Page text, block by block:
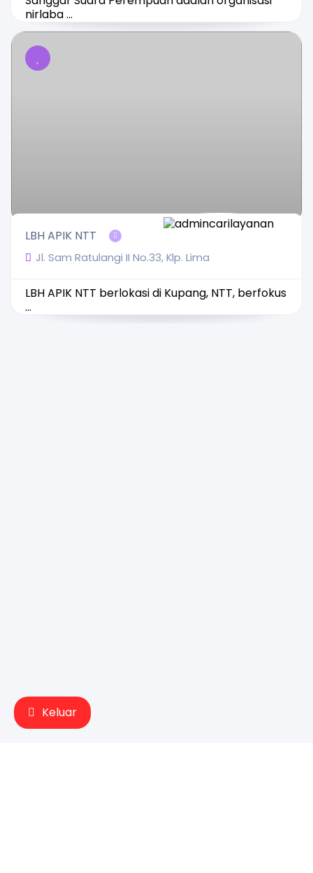
Keluar
nirlaba ...
LBH APIK NTT
Jl. Sam Ratulangi II No.33, Klp. Lima
LBH APIK NTT berlokasi di Kupang, NTT, berfokus
...